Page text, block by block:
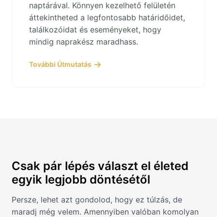
naptárával. Könnyen kezelhető felületén
áttekintheted a legfontosabb határidőidet,
találkozóidat és eseményeket, hogy
mindig naprakész maradhass.
További Útmutatás
Csak pár lépés választ el életed
egyik legjobb döntésétől
Persze, lehet azt gondolod, hogy ez túlzás, de
maradj még velem. Amennyiben valóban komolyan